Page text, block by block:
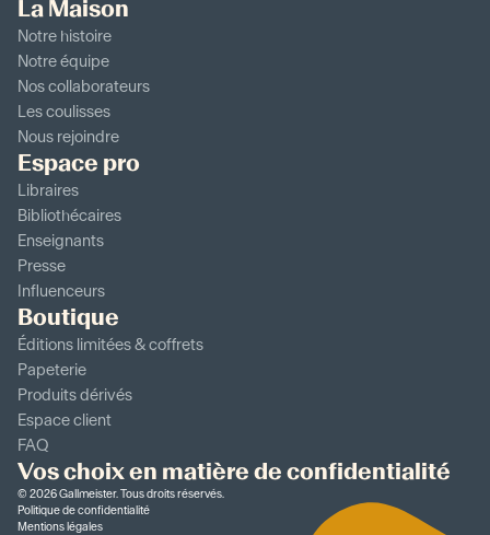
La Maison
Notre histoire
Notre équipe
Nos collaborateurs
Les coulisses
Nous rejoindre
Espace pro
Libraires
Bibliothécaires
Enseignants
Presse
Influenceurs
Boutique
Éditions limitées & coffrets
Papeterie
Produits dérivés
Espace client
FAQ
Vos choix en matière de confidentialité
© 2026Gallmeister. Tous droits réservés.
Politique de confidentialité
Mentions légales